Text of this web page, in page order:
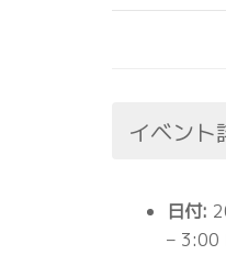
イベント
日付:
– 3:00